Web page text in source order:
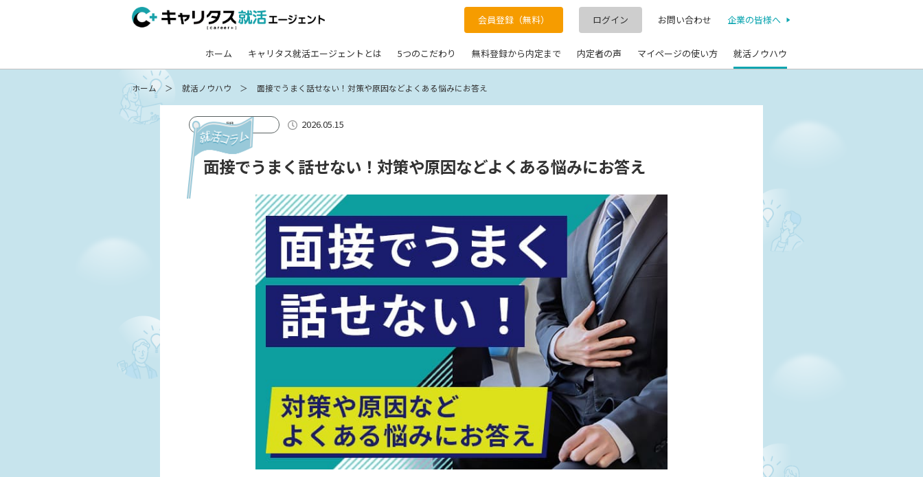
会員登録（無料） ログイン お問い合わせ 企業の皆様へ
ホーム キャリタス就活エージェントとは 5つのこだわり 無料登録から内定まで 内定者の声 マイページの使い方 就活ノウハウ
ホーム 就活ノウハウ 面接でうまく話せない！対策や原因などよくある悩みにお答え
一問一答 2026.05.15
面接でうまく話せない！対策や原因などよくある悩みにお答え